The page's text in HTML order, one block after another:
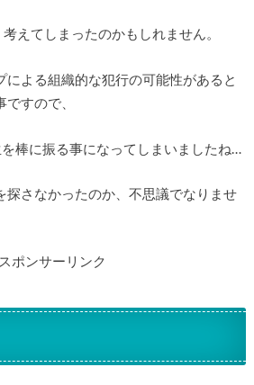
えてしまったのかもしれません。
による組織的な犯行の可能性があると
すので、
棒に振る事になってしまいましたね…
探さなかったのか、不思議でなりませ
スポンサーリンク